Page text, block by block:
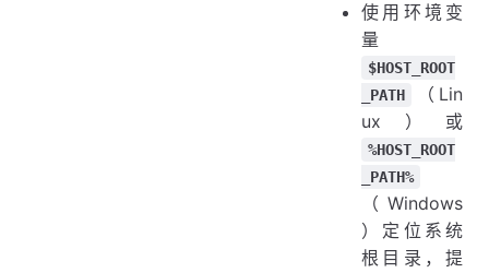
使用环境变
量
$HOST_ROOT
_PATH
（Lin
ux）或
%HOST_ROOT
_PATH%
（Windows
）定位系统
根目录，提